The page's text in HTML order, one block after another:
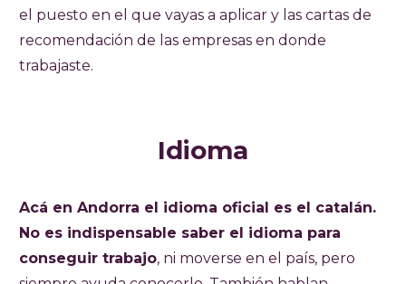
el puesto en el que vayas a aplicar y las cartas de
recomendación de las empresas en donde
trabajaste.
Idioma
Acá en Andorra el idioma oficial es el catalán.
No es indispensable saber el idioma para
conseguir trabajo, ni moverse en el país, pero